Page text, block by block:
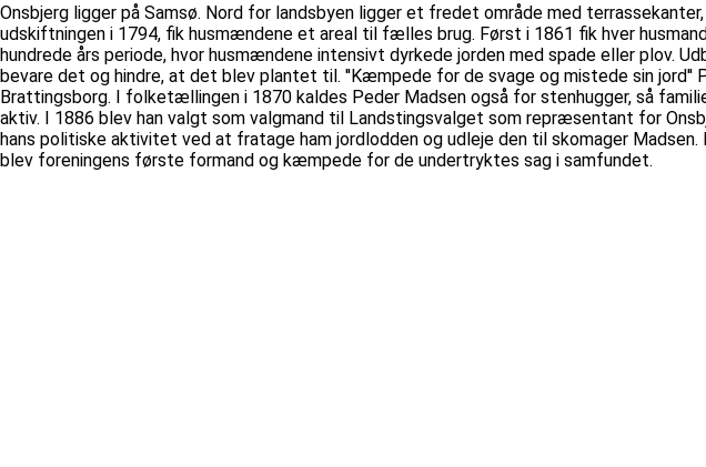
Onsbjerg ligger på Samsø. Nord for landsbyen ligger et fredet område med
udskiftningen i 1794, fik husmændene et areal til fælles brug. Først i 1861 fik hver
hundrede års periode, hvor husmændene intensivt dyrkede jorden med spade eller plov.
bevare det og hindre, at det blev plantet til. ''Kæmpede for de svage og mistede sin jord''
Brattingsborg. I folketællingen i 1870 kaldes Peder Madsen også for stenhugger, så
aktiv. I 1886 blev han valgt som valgmand til Landstingsvalget som repræsentant for
hans politiske aktivitet ved at fratage ham jordlodden og udleje den til skomager
blev foreningens første formand og kæmpede for de undertryktes sag i samfundet.